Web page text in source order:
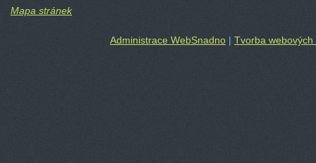
Mapa stránek
Administrace WebSnadno | Tvorba